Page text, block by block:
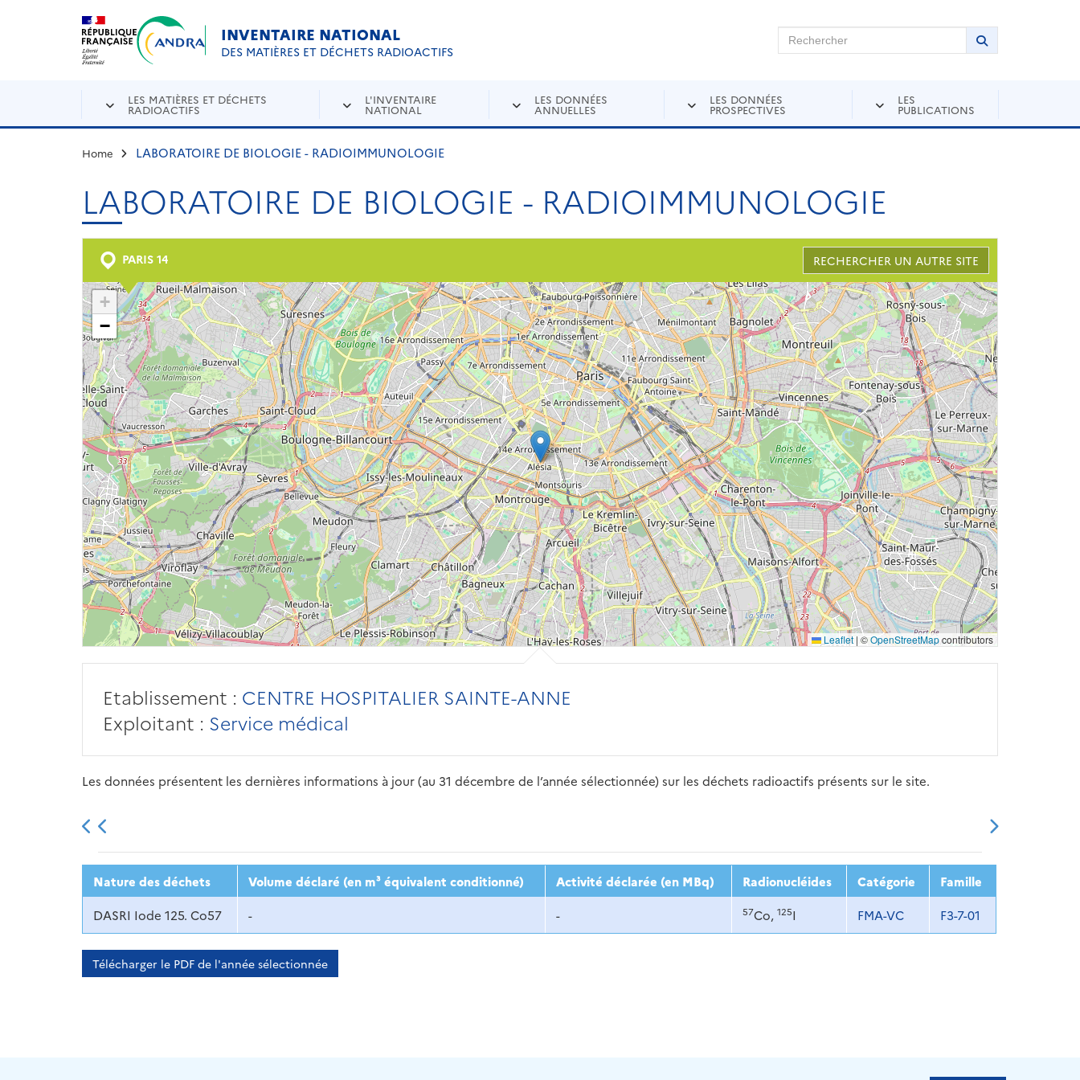
Aller au contenu principal
INVENTAIRE NATIONAL
DES MATIÈRES ET DÉCHETS RADIOACTIFS
Rechercher sur Andra Inventaire Rechercher
Lancer la
LES MATIÈRES ET DÉCHETS
RADIOACTIFS
L'INVENTAIRE
NATIONAL
LES DONNÉES
ANNUELLES
LES DONNÉES
PROSPECTIVES
LES
PUBLICATIONS
Home LABORATOIRE DE BIOLOGIE - RADIOIMMUNOLOGIE
LABORATOIRE DE BIOLOGIE - RADIOIMMUNOLOGIE
PARIS 14 RECHERCHER UN AUTRE SITE
+
−
Leaflet| ©OpenStreetMapcontributors
Etablissement : CENTRE HOSPITALIER SAINTE-ANNE
Exploitant : Service médical
Les données présentent les dernières informations à jour (au 31 décembre de l’année sélectionnée) sur les déchets radioactifs présents sur le site.
2013 2014 2015 2016 2017 2018 2019 2020 2021 2022 2023
Nature des déchets Volume déclaré (en m³ équivalent conditionné) Activité déclarée (en MBq) Radionucléides Catégorie
Famille
DASRI Iode 125. Co57
- - 57Co, 125I FMA-VC F3-7-01
Télécharger le PDF de l'année sélectionnée